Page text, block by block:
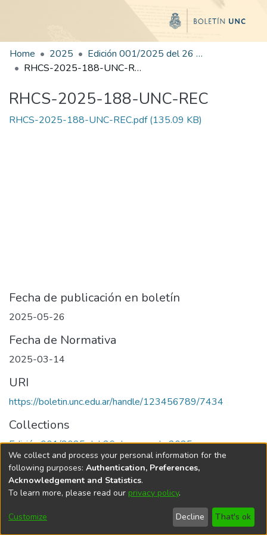
Home 2025
Edición 001/2025 del 26 de mayo de 2025
RHCS-2025-188-UNC-REC
RHCS-2025-188-UNC-REC
RHCS-2025-188-UNC-REC.pdf(135.09 KB)
Fecha de publicación en boletín
2025-05-26
Fecha de Normativa
2025-03-14
URI
https://boletin.unc.edu.ar/handle/123456789/7434
Collections
Edición 001/2025 del 26 de mayo de 2025
Universidad Nacional de Córdoba
We collect and process your personal information for the
following purposes: Authentication, Preferences,
Acknowledgement and Statistics.
To learn more, please read our privacy policy.
Customize Decline That's ok